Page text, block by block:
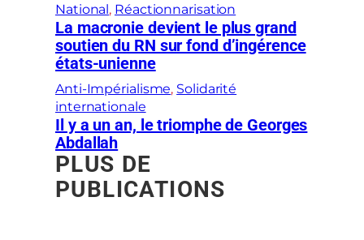
National, Réactionnarisation
La macronie devient le plus grand
soutien du RN sur fond d’ingérence
états-unienne
Anti-Impérialisme, Solidarité
internationale
Il y a un an, le triomphe de Georges
Abdallah
PLUS DE
PUBLICATIONS